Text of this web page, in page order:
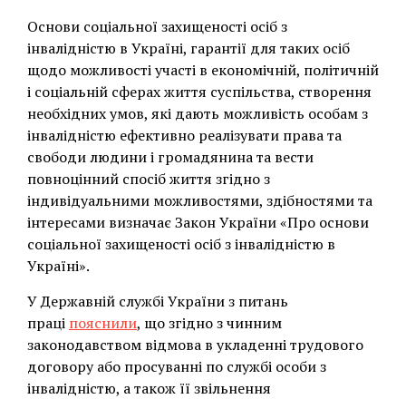
Основи соціальної захищеності осіб з
інвалідністю в Україні, гарантії для таких осіб
щодо можливості участі в економічній, політичній
і соціальній сферах життя суспільства, створення
необхідних умов, які дають можливість особам з
інвалідністю ефективно реалізувати права та
свободи людини і громадянина та вести
повноцінний спосіб життя згідно з
індивідуальними можливостями, здібностями та
інтересами визначає Закон України «Про основи
соціальної захищеності осіб з інвалідністю в
Україні».
У Державній службі України з питань
праці пояснили, що згідно з чинним
законодавством відмова в укладенні трудового
договору або просуванні по службі особи з
інвалідністю, а також її звільнення